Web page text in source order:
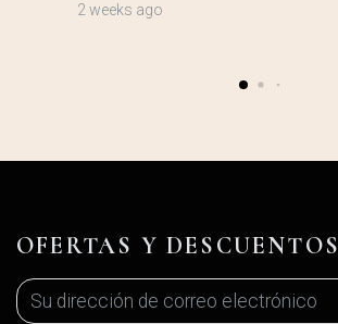
2 weeks ago
OFERTAS Y DESCUENTOS